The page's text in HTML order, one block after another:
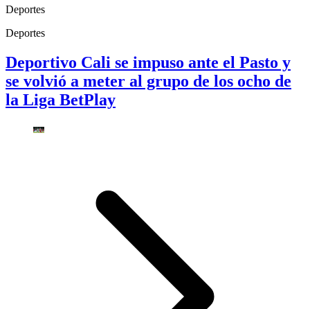
Deportes
Deportes
Deportivo Cali se impuso ante el Pasto y
se volvió a meter al grupo de los ocho de
la Liga BetPlay